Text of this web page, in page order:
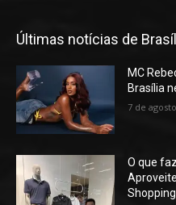
Últimas notícias de
MC
Brasília
7 de
O que
Shopping